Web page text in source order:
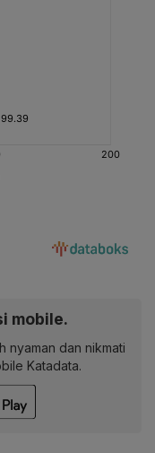
mobile.
nyaman dan nikmati
Katadata.